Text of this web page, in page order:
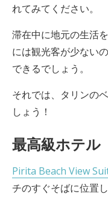
れてみてください。
滞在中に地元の生活
には観光客が少ない
できるでしょう。
それでは、タリンの
しょう！
最高級ホテル
Pirita Beach View
チのすぐそばに位置